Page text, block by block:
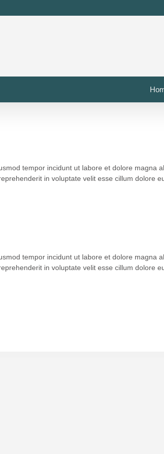
tempor incidunt ut labore et dolore magna
in voluptate velit esse cillum dolore
tempor incidunt ut labore et dolore magna
in voluptate velit esse cillum dolore